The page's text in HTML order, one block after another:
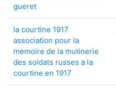
gueret
la courtine 1917
association pour la
memoire de la mutinerie
des soldats russes a la
courtine en 1917